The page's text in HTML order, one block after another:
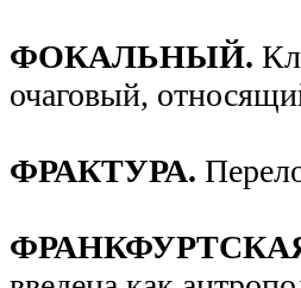
ФОКАЛЬНЫЙ.
очаговый,
ФРАКТУРА.
ФРАНКФУРТСКАЯ